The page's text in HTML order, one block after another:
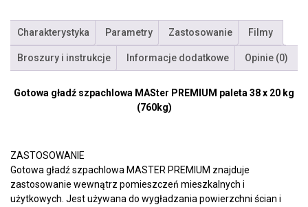
Charakterystyka Parametry Zastosowanie Filmy
Broszury i instrukcje Informacje dodatkowe Opinie (0)
Gotowa gładź szpachlowa MASter PREMIUM paleta 38 x 20 kg
(760kg)
ZASTOSOWANIE
Gotowa gładź szpachlowa MASTER PREMIUM znajduje
zastosowanie wewnątrz pomieszczeń mieszkalnych i
użytkowych. Jest używana do wygładzania powierzchni ścian i